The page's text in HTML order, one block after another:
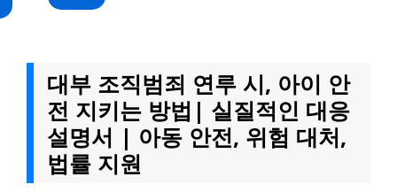
대부 조직범죄 연루 시, 아이 안
전 지키는 방법| 실질적인 대응
설명서 | 아동 안전, 위험 대처,
법률 지원